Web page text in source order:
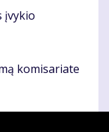
įvykio
komisariate